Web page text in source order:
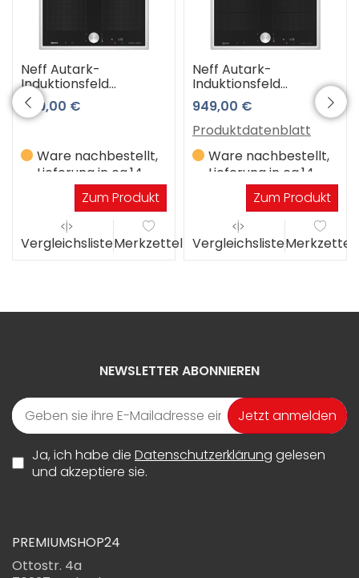
Neff Autark-
Induktionsfeld
T56STQ1M0
849,00 €
Ware nachbestellt,
Lieferung in ca.14
WerktagenZum Produkt
VergleichslisteMerkzettel
Neff Autark-
Induktionsfeld
T66STX4M0
949,00 €
Produktdatenblatt
Ware nachbestellt,
Lieferung in ca.14
WerktagenZum Produkt
VergleichslisteMerkzettel
NEWSLETTER ABONNIEREN
Jetzt anmelden
Ja, ich habe die Datenschutzerklärung gelesen
und akzeptiere sie.
PREMIUMSHOP24
Ottostr. 4a